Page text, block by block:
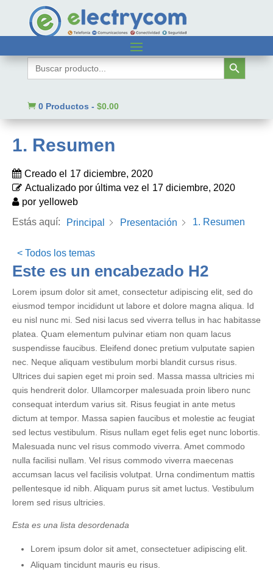
Buscar: Botón de búsqueda
 0 Productos - $0.00
¿En qué podemos ayudarte?
Buscar
1. Resumen
Creado el 17 diciembre, 2020
Actualizado por última vez el 17 diciembre, 2020
por yelloweb
Estás aquí:
Principal Presentación 1. Resumen
< Todos los temas
Este es un encabezado H2
Lorem ipsum dolor sit amet, consectetur adipiscing elit, sed do
eiusmod tempor incididunt ut labore et dolore magna aliqua. Id
eu nisl nunc mi. Sed nisi lacus sed viverra tellus in hac habitasse
platea. Quam elementum pulvinar etiam non quam lacus
suspendisse faucibus. Eleifend donec pretium vulputate sapien
nec. Neque aliquam vestibulum morbi blandit cursus risus.
Ultrices dui sapien eget mi proin sed. Massa massa ultricies mi
quis hendrerit dolor. Ullamcorper malesuada proin libero nunc
consequat interdum varius sit. Risus feugiat in ante metus
dictum at tempor. Massa sapien faucibus et molestie ac feugiat
sed lectus vestibulum. Risus nullam eget felis eget nunc lobortis.
Malesuada nunc vel risus commodo viverra. Amet commodo
nulla facilisi nullam. Vel risus commodo viverra maecenas
accumsan lacus vel facilisis volutpat. Urna condimentum mattis
pellentesque id nibh. Aliquam purus sit amet luctus. Vestibulum
lorem sed risus ultricies.
Esta es una lista desordenada
Lorem ipsum dolor sit amet, consectetuer adipiscing elit.
Aliquam tincidunt mauris eu risus.